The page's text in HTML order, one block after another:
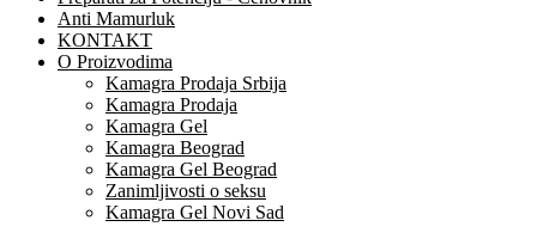
Anti Mamurluk
KONTAKT
O Proizvodima
Kamagra Prodaja Srbija
Kamagra Prodaja
Kamagra Gel
Kamagra Beograd
Kamagra Gel Beograd
Zanimljivosti o seksu
Kamagra Gel Novi Sad